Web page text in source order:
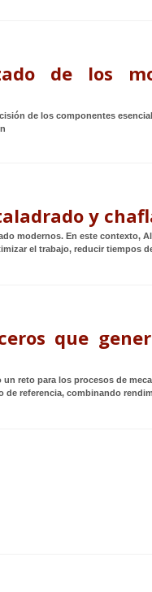
de los
de los componentes
y
modernos. En este contexto,
el trabajo, reducir tiempos
que
reto para los procesos de
de referencia, combinando